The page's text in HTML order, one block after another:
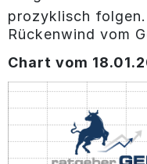
prozyklisch
Rückenwind vom
Chart vom 18.01